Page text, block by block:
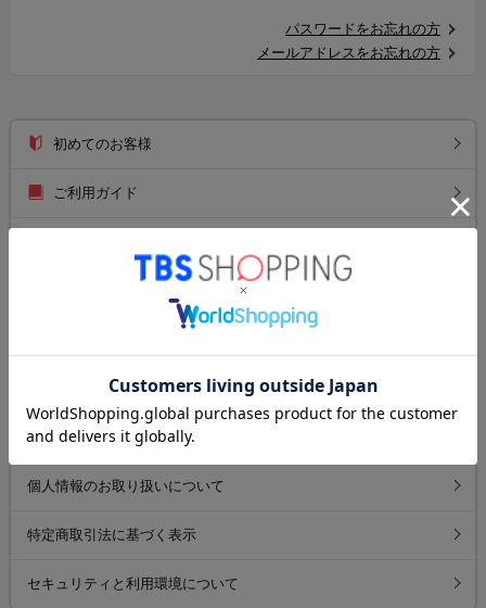
パスワードをお忘れの方
メールアドレスをお忘れの方
初めてのお客様
ご利用ガイド
よくあるご質問
お問い合わせ
個人情報のお取り扱いについて
特定商取引法に基づく表示
セキュリティと利用環境について